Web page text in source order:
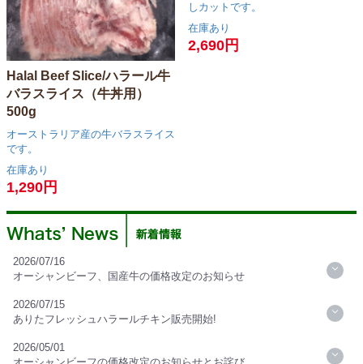
Halal Beef Slice/ハラール牛
バラスライス（牛丼用）
500g
オーストラリア産の牛バラスライス
です。
在庫あり
1,290円
しカットです。
在庫あり
2,690円
2026/07/16
オーシャンビーフ、国産牛の価格改定のお知らせ
2026/07/15
ありたフレッシュハラールチキン販売開始!
2026/05/01